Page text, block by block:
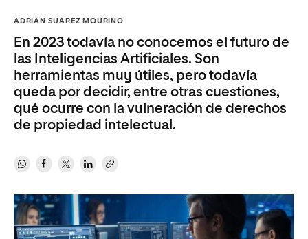
ADRIÁN SUÁREZ MOURIÑO
En 2023 todavía no conocemos el futuro de
las Inteligencias Artificiales. Son
herramientas muy útiles, pero todavía
queda por decidir, entre otras cuestiones,
qué ocurre con la vulneración de derechos
de propiedad intelectual.